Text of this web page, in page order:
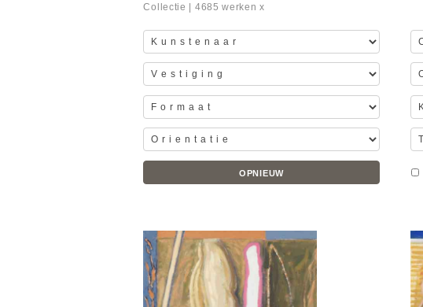
Collectie | 4685 werken x